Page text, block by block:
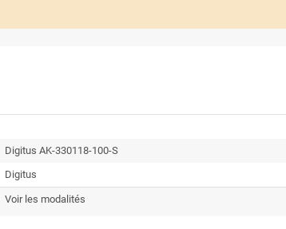
Digitus AK-330118-100-S
Digitus
Voir les modalités